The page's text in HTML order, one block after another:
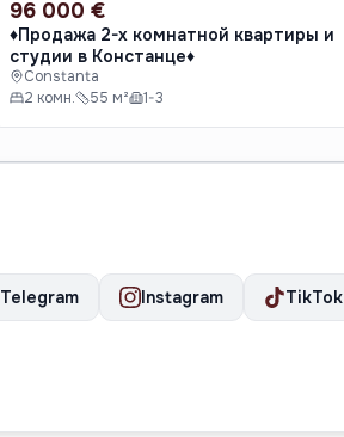
ПРОДАЖА
96 000 €
♦️Продажа 2-х комнатной квартиры и
студии в Констанце♦️
Constanta
2 комн.
55 м² 1-3
Telegram Instagram TikTok